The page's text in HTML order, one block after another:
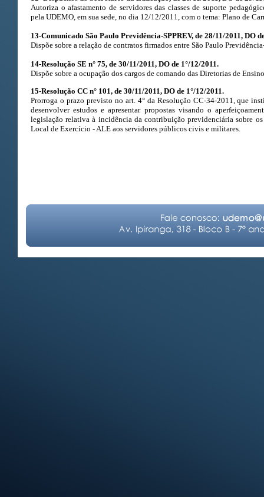
Autoriza o afastamento de servidores das classes de suporte
pela UDEMO, em sua sede, no dia 12/12/2011, com o tema: Plano de
13-Comunicado São Paulo Previdência-SPPREV, de 28/11/2011, DO
Dispõe sobre a relação de contratos firmados entre São Paulo
14-Resolução SE n° 75, de 30/11/2011, DO de 1°/12/2011.
Dispõe sobre a ocupação dos cargos de comando das Diretorias de
15-Resolução CC n° 101, de 30/11/2011, DO de 1°/12/2011.
Prorroga o prazo previsto no art. 4° da Resolução CC-34-2011, que
desenvolver estudos e apresentar propostas visando o
legislação relativa à incidência da contribuição previdenciária sobre
Local de Exercício - ALE aos servidores públicos civis e militares.